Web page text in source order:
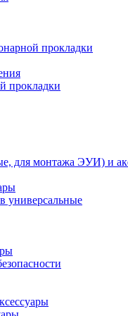
прокладки
прокладки
для монтажа ЭУИ) и
универсальные